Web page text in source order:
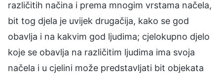
različitih načina i prema mnogim vrstama načela,
bit tog djela je uvijek drugačija, kako se god
obavlja i na kakvim god ljudima; cjelokupno djelo
koje se obavlja na različitim ljudima ima svoja
načela i u cjelini može predstavljati bit objekata